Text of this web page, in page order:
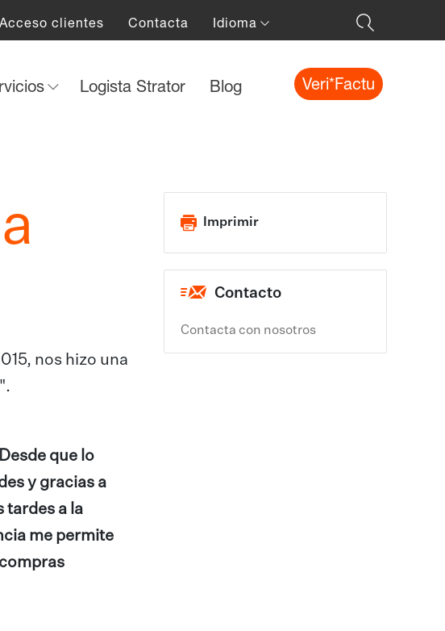
Acceso clientes Contacta Idioma
Logista Strator Blog Veri*Factu
nos hizo una
".
que lo
y gracias a
tardes a la
me permite
Imprimir
Contacto
Contacta con nosotros